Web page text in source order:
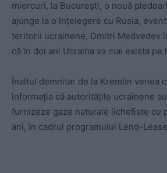
miercuri, la București, o nouă
ajunge la o înțelegere cu Rusia,
teritorii ucrainene, Dmitri Medvedev
că în doi ani Ucraina va mai exista pe
Înaltul demnitar de la Kremlin venea
informația că autoritățile ucrainene
furnizeze gaze naturale lichefiate cu
ani, în cadrul programului Lend-